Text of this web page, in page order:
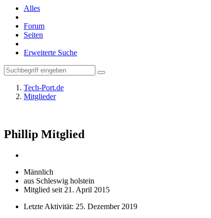
Alles
Forum
Seiten
Erweiterte Suche
Tech-Port.de
Mitglieder
Phillip Mitglied
Männlich
aus Schleswig holstein
Mitglied seit 21. April 2015
Letzte Aktivität: 25. Dezember 2019